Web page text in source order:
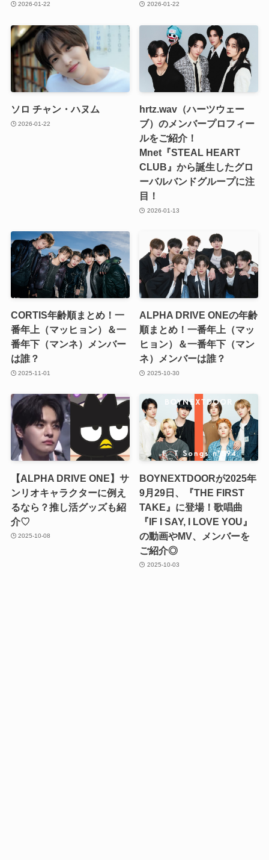
2026-01-22 2026-01-22
ソロ チャン・ハヌム
2026-01-22
hrtz.wav（ハーツウェー
ブ）のメンバープロフィー
ルをご紹介！
Mnet『STEAL HEART
CLUB』から誕生したグロ
ーバルバンドグループに注
目！
2026-01-13
CORTIS年齢順まとめ！一
番年上（マッヒョン）＆一
番年下（マンネ）メンバー
は誰？
2025-11-01
ALPHA DRIVE ONEの年齢
順まとめ！一番年上（マッ
ヒョン）＆一番年下（マン
ネ）メンバーは誰？
2025-10-30
【ALPHA DRIVE ONE】サ
ンリオキャラクターに例え
るなら？推し活グッズも紹
介♡
2025-10-08
BOYNEXTDOORが2025年
9月29日、『THE FIRST
TAKE』に登場！歌唱曲
『IF I SAY, I LOVE YOU』
の動画やMV、メンバーを
ご紹介◎
2025-10-03